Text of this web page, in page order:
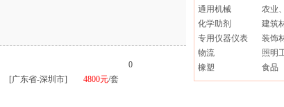
[广东省-深圳市] 4800元/套
0
通用机械
农业
化学助剂
建筑
专用仪器仪表
装饰
物流
照明
橡塑
食品